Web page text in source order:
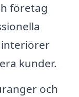
företag
interiörer
kunder.
och